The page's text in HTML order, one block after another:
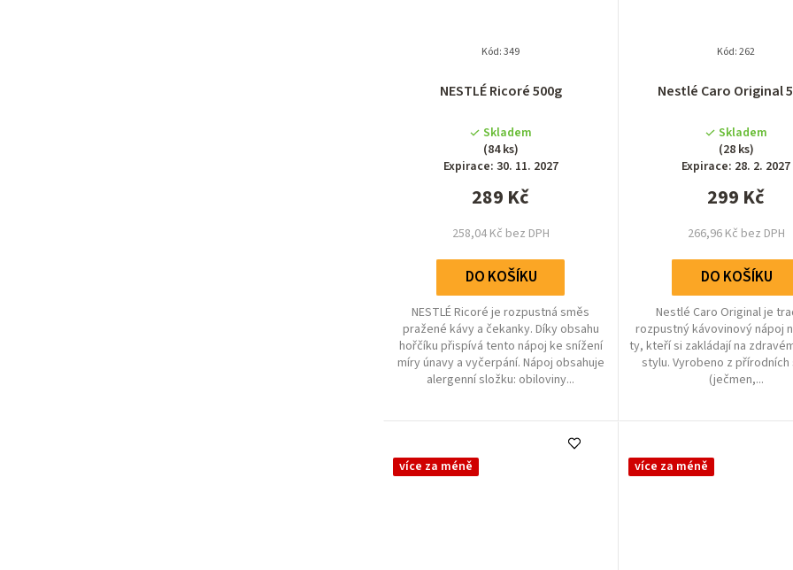
NESTLÉ Ricoré 500g
hodnocení
je
5,0
z
5
Skladem
(84 ks)
Expirace: 30. 11. 2027
258,04 Kč bez DPH
289 Kč
DO KOŠÍKU
NESTLÉ Ricoré je rozpustná směs
pražené kávy a čekanky. Díky obsahu
hořčíku přispívá tento nápoj ke snížení
míry únavy a vyčerpání. Nápoj obsahuje
alergenní složku: obiloviny...
Kód:349
Nestlé Caro Original
Skladem
(28 ks)
Expirace: 28. 2. 2027
266,96 Kč bez DPH
299 Kč
DO KOŠÍKU
Nestlé Caro Original je
rozpustný kávovinový nápoj
ty, kteří si zakládají na
stylu. Vyrobeno z přírodních
(ječmen,...
Kód:262
více za méně více za méně